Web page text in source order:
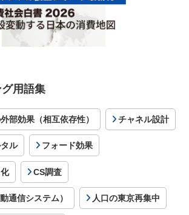
用語集
部効果（相互依存性） チャネル設計
ル フォード効果
CS調査
通信システム） 人口の東京再集中